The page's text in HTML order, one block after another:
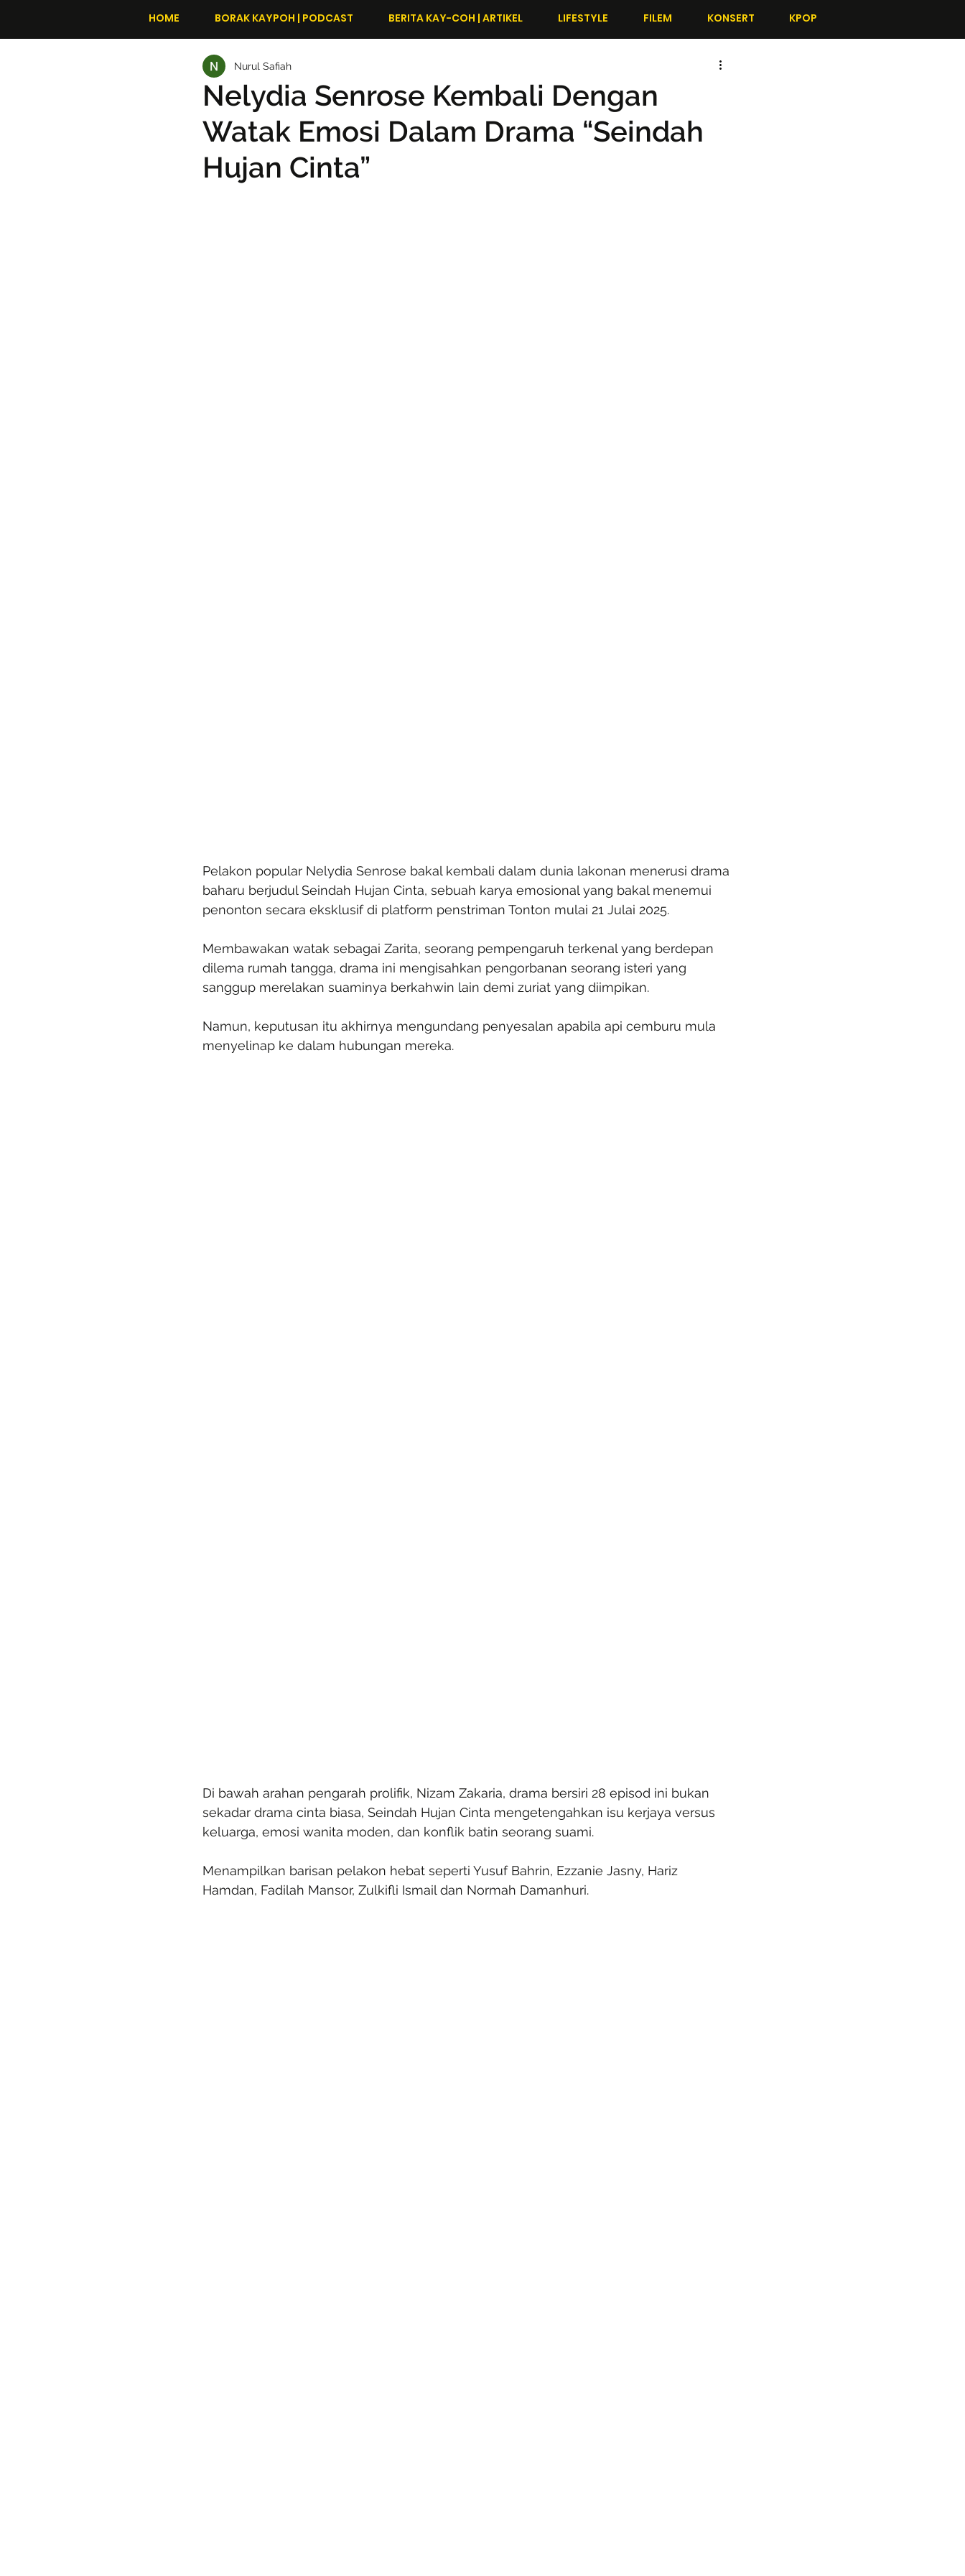
HOME BORAK KAYPOH | PODCAST BERITA KAY-COH | ARTIKEL LIFESTYLE FILEM KONSERT KPOP
Nelydia Senrose Kembali Dengan
Watak Emosi Dalam Drama “Seindah
Hujan Cinta”
Nurul Safiah
Pelakon popular Nelydia Senrose bakal kembali dalam dunia lakonan menerusi drama
baharu berjudul Seindah Hujan Cinta, sebuah karya emosional yang bakal menemui
penonton secara eksklusif di platform penstriman Tonton mulai 21 Julai 2025.
Membawakan watak sebagai Zarita, seorang pempengaruh terkenal yang berdepan
dilema rumah tangga, drama ini mengisahkan pengorbanan seorang isteri yang
sanggup merelakan suaminya berkahwin lain demi zuriat yang diimpikan.
Namun, keputusan itu akhirnya mengundang penyesalan apabila api cemburu mula
menyelinap ke dalam hubungan mereka.
Di bawah arahan pengarah prolifik, Nizam Zakaria, drama bersiri 28 episod ini bukan
sekadar drama cinta biasa, Seindah Hujan Cinta mengetengahkan isu kerjaya versus
keluarga, emosi wanita moden, dan konflik batin seorang suami.
Menampilkan barisan pelakon hebat seperti Yusuf Bahrin, Ezzanie Jasny, Hariz
Hamdan, Fadilah Mansor, Zulkifli Ismail dan Normah Damanhuri.